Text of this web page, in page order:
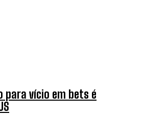
para vício em bets é